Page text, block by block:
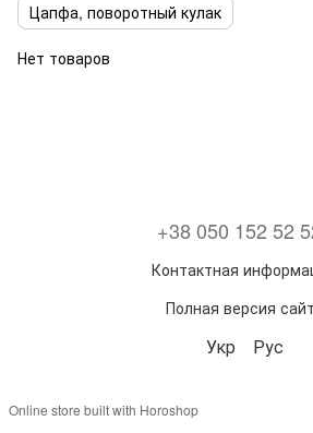
Цапфа, поворотный кулак
Нет товаров
+38 050 152 52
Контактная
Полная версия
Укр Рус
Online store built with Horoshop